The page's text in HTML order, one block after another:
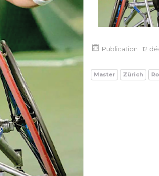
Publication : 12
Master Zürich